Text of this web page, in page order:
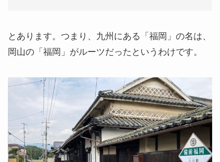
とあります。つまり、九州にある「福岡」の名は、
岡山の「福岡」がルーツだったというわけです。